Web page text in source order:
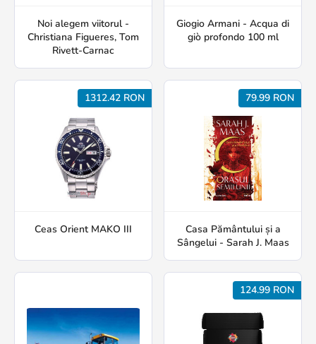
Noi alegem viitorul -
Christiana Figueres, Tom
Rivett-Carnac
Giogio Armani - Acqua di
giò profondo 100 ml
1312.42 RON
Ceas Orient MAKO III
79.99 RON
Casa Pământului și a
Sângelui - Sarah J. Maas
124.99 RON